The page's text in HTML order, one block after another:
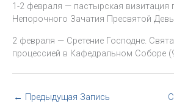
1-2 февраля — пастырская визитация
Непорочного Зачатия Пресвятой
2 февраля — Сретение Господне.
процессией в Кафедральном Соборе
← Предыдущая Запись